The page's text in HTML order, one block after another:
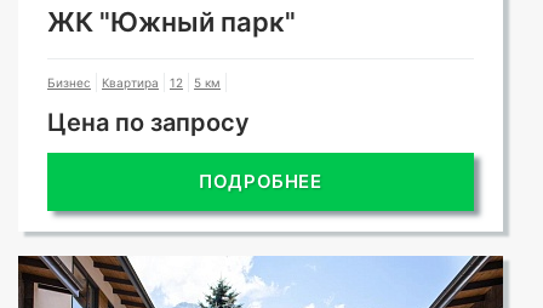
ЖК "Южный парк"
Бизнес Квартира 12 5 км
Цена по запросу
ПОДРОБНЕЕ